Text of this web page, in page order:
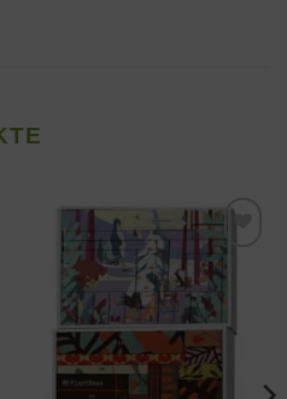
Zur
Wunschliste
hinzufügen